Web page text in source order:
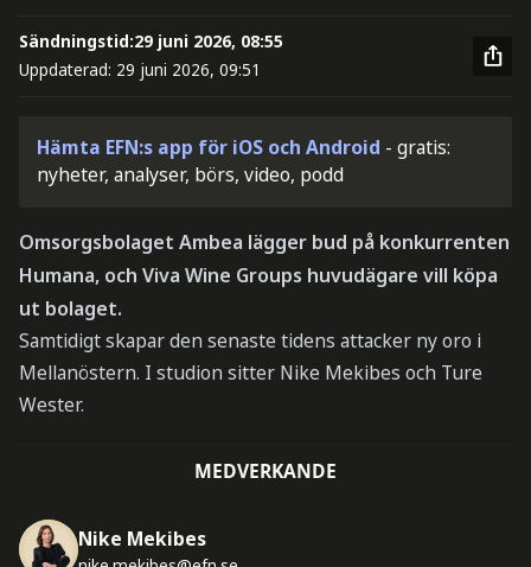
Sändningstid:29 juni 2026, 08:55
Uppdaterad: 29 juni 2026, 09:51
Hämta EFN:s app för iOS och Android - gratis:
nyheter, analyser, börs, video, podd
Omsorgsbolaget Ambea lägger bud på konkurrenten
Humana, och Viva Wine Groups huvudägare vill köpa
ut bolaget.
Samtidigt skapar den senaste tidens attacker ny oro i
Mellanöstern. I studion sitter Nike Mekibes och Ture
Wester.
MEDVERKANDE
Nike Mekibes